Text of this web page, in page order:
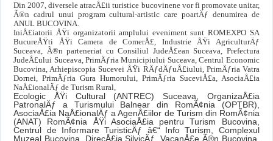
Din 2007, diversele atracÅ£ii turistice bucovinene vor fi promovate unitar,
Ã®n cadrul unui program cultural-artistic care poartÄƒ denumirea de
ANUL BUCOVINA.
IniÅ£iatorii ÅŸi organizatorii amplului eveniment sunt ROMEXPO SA
BucureÅŸti ÅŸi Camera de ComerÅ£, Industrie ÅŸi AgriculturÄƒ
Suceava, Ã®n parteneriat cu Consiliul JudeÅ£ean Suceava, Prefectura
JudeÅ£ului Suceava, PrimÄƒria Municipiului Suceava, Centrul Economic
Bucovina, Arhiepiscopia Sucevei ÅŸi RÄƒdÄƒuÅ£iului, PrimÄƒria Vatra
Dornei, PrimÄƒria Gura Humorului, PrimÄƒria SuceviÅ£a, AsociaÅ£ia
NaÅ£ionalÄƒ de Turism Rural,
Ecologic ÅŸi Cultural (ANTREC) Suceava, OrganizaÅ£ia
PatronalÄƒ a Turismului Balnear din RomÃ¢nia (OPTBR),
AsociaÅ£ia NaÅ£ionalÄƒ a AgenÅ£iilor de Turism din RomÃ¢nia
(ANAT) RomÃ¢nia ÅŸi AsociaÅ£ia pentru Turism Bucovina,
Centrul de Informare TuristicÄƒ â€“ Info Turism, Complexul
Muzeal Bucovina, DirecÅ£ia SilvicÄƒ, VacanÅ£e Ã®n Bucovina,